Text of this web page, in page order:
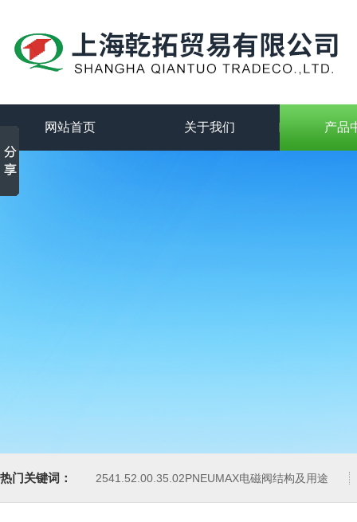
网站首页 关于我们 产品
热门关键词： 2541.52.00.35.02PNEUMAX电磁阀结构及用途